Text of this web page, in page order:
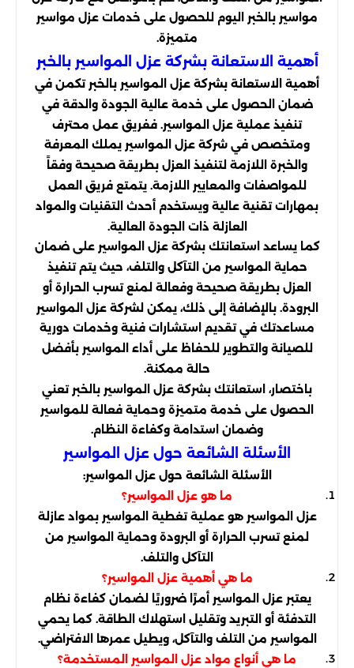
مواسير بالخبر اليوم للحصول على خدمات عزل مواسير
متميزة.
أهمية الاستعانة بشركة عزل المواسير بالخبر
أهمية الاستعانة بشركة عزل المواسير بالخبر تكمن في
ضمان الحصول على خدمة عالية الجودة والدقة في
تنفيذ عملية عزل المواسير. ففريق عمل محترف
ومتخصص في شركة عزل المواسير يملك المعرفة
والخبرة اللازمة لتنفيذ العزل بطريقة صحيحة وفقاً
للمواصفات والمعايير اللازمة. يتمتع فريق العمل
بمهارات تقنية عالية ويستخدم أحدث التقنيات والمواد
العازلة ذات الجودة العالية.
كما يساعد استعانتك بشركة عزل المواسير على ضمان
حماية المواسير من التآكل والتلف، حيث يتم تنفيذ
العزل بطريقة صحيحة وفعالة لمنع تسرب الحرارة أو
البرودة. بالإضافة إلى ذلك، يمكن لشركة عزل المواسير
مساعدتك في تقديم استشارات فنية وخدمات دورية
للصيانة والتطوير للحفاظ على أداء المواسير بأفضل
حالة ممكنة.
باختصار، استعانتك بشركة عزل المواسير بالخبر تعني
الحصول على خدمة متميزة وحماية فعالة للمواسير
وضمان استدامة وكفاءة النظام.
الأسئلة الشائعة حول عزل المواسير
الأسئلة الشائعة حول عزل المواسير:
ما هو عزل المواسير؟
عزل المواسير هو عملية تغطية المواسير بمواد عازلة
لمنع تسرب الحرارة أو البرودة وحماية المواسير من
التآكل والتلف.
ما هي أهمية عزل المواسير؟
يعتبر عزل المواسير أمرًا ضروريًا لضمان كفاءة نظام
التدفئة أو التبريد وتقليل استهلاك الطاقة. كما يحمي
المواسير من التلف والتآكل، ويطيل عمرها الافتراضي.
ما هي أنواع مواد عزل المواسير المستخدمة؟